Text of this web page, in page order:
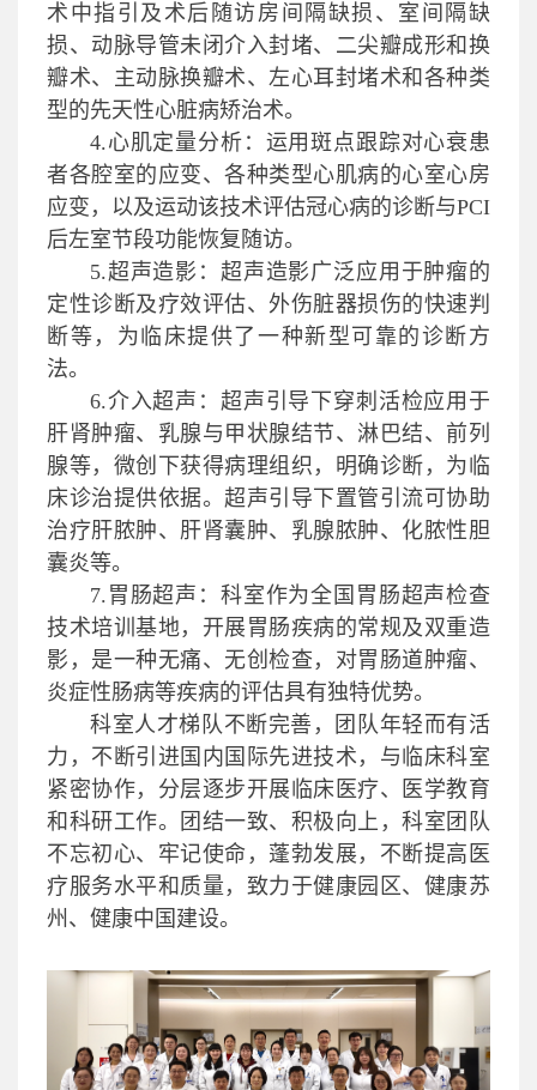
术中指引及术后随访房间隔缺损、室间隔缺
损、动脉导管未闭介入封堵、二尖瓣成形和换
瓣术、主动脉换瓣术、左心耳封堵术和各种类
型的先天性心脏病矫治术。
4.心肌定量分析：运用斑点跟踪对心衰患
者各腔室的应变、各种类型心肌病的心室心房
应变，以及运动该技术评估冠心病的诊断与PCI
后左室节段功能恢复随访。
5.超声造影：超声造影广泛应用于肿瘤的
定性诊断及疗效评估、外伤脏器损伤的快速判
断等，为临床提供了一种新型可靠的诊断方
法。
6.介入超声：超声引导下穿刺活检应用于
肝肾肿瘤、乳腺与甲状腺结节、淋巴结、前列
腺等，微创下获得病理组织，明确诊断，为临
床诊治提供依据。超声引导下置管引流可协助
治疗肝脓肿、肝肾囊肿、乳腺脓肿、化脓性胆
囊炎等。
7. 胃肠超声：科室作为全国胃肠超声检查
技术培训基地，开展胃肠疾病的常规及双重造
影，是一种无痛、无创检查，对胃肠道肿瘤、
炎症性肠病等疾病的评估具有独特优势。
科室人才梯队不断完善，团队年轻而有活
力，不断引进国内国际先进技术，与临床科室
紧密协作，分层逐步开展临床医疗、医学教育
和科研工作。团结一致、积极向上，科室团队
不忘初心、牢记使命，蓬勃发展，不断提高医
疗服务水平和质量，致力于健康园区、健康苏
州、健康中国建设。